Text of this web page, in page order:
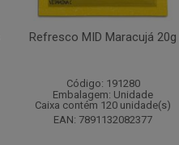
Refresco MID Maracujá 20g
Código: 191280
Embalagem: Unidade
Caixa contém 120 unidade(s)
EAN: 7891132082377